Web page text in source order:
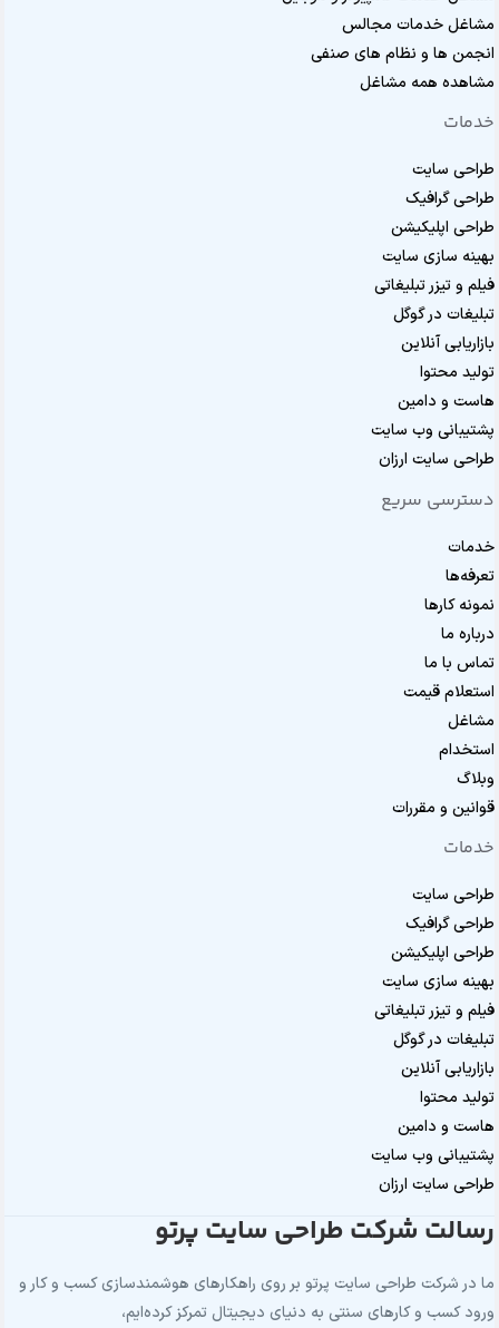
مشاغل خدمات مجالس
انجمن ها و نظام های صنفی
مشاهده همه مشاغل
خدمات
طراحی سایت
طراحی گرافیک
طراحی اپلیکیشن
بهینه سازی سایت
فیلم و تیزر تبلیغاتی
تبلیغات در گوگل
بازاریابی آنلاین
تولید محتوا
هاست و دامین
پشتیبانی وب سایت
طراحی سایت ارزان
دسترسی سریع
خدمات
تعرفه‌ها
نمونه کارها
درباره ما
تماس با ما
استعلام قیمت
مشاغل
استخدام
وبلاگ
قوانین و مقررات
خدمات
طراحی سایت
طراحی گرافیک
طراحی اپلیکیشن
بهینه سازی سایت
فیلم و تیزر تبلیغاتی
تبلیغات در گوگل
بازاریابی آنلاین
تولید محتوا
هاست و دامین
پشتیبانی وب سایت
طراحی سایت ارزان
رسالت شرکت طراحی سایت پرتو
ما در شرکت طراحی سایت پرتو بر روی راهکارهای هوشمندسازی کسب و کار و
ورود کسب و کارهای سنتی به دنیای دیجیتال تمرکز کرده‌ایم،